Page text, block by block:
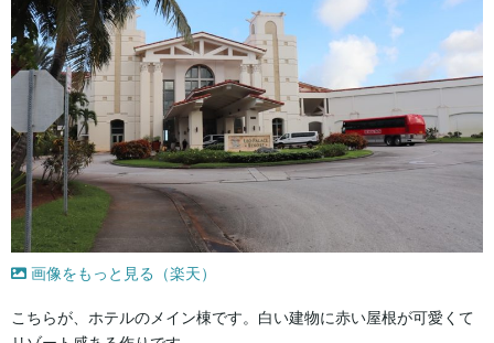
画像をもっと見る（楽天）
こちらが、ホテルのメイン棟です。白い建物に赤い屋根が可愛くて